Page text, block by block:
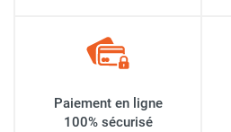
Paiement en ligne
100% sécurisé